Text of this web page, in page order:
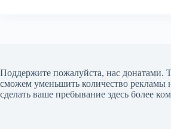
Поддержите пожалуйста, нас донатами.
сможем уменьшить количество рекламы
сделать ваше пребывание здесь более